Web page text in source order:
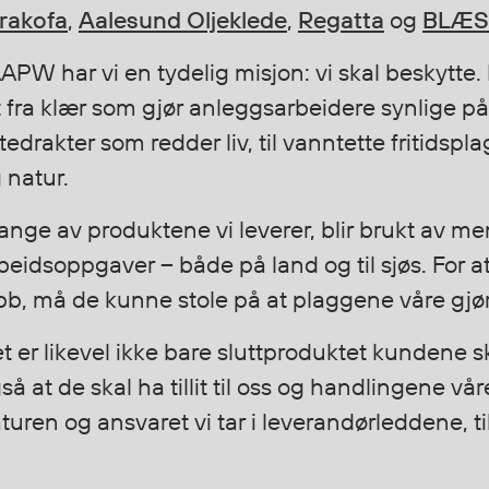
, Aalesund Oljeklede, Regatta og
har vi en tydelig misjon: vi skal
fra klær som gjør anleggsarbeidere synlige
som redder liv, til vanntette
natur.
av produktene vi leverer, blir brukt av
– både på land og til sjøs. For
må de kunne stole på at plaggene våre
er likevel ikke bare sluttproduktet kundene
at de skal ha tillit til oss og handlingene
og ansvaret vi tar i leverandørleddene,